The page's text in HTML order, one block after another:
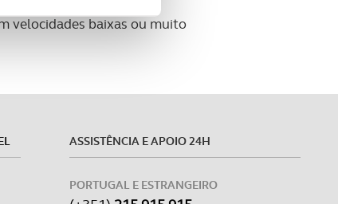
experiência de
velocidades baixas ou muito
ASSISTÊNCIA E APOIO 24H
PORTUGAL E ESTRANGEIRO